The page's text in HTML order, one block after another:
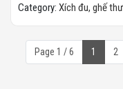
Category: Xích đu, ghế
Page 1 / 6 1 2